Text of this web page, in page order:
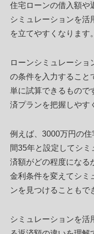
住宅ローンの借入額や
シミュレーションを活
を立てやすくなります。
ローンシミュレーシ
の条件を入力すること
単に試算できるもので
済プランを把握しやす
例えば、3000万円の
間35年と設定してシ
済額がどの程度になる
金利条件を変えてシミ
ンを見つけることもで
シミュレーションを活